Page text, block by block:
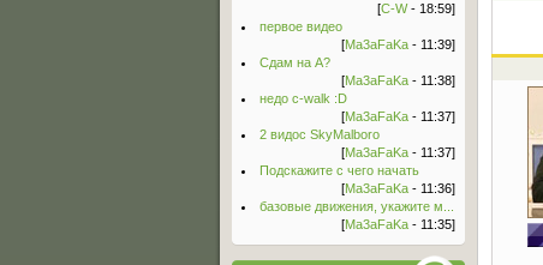
[C-W- 18:59]
первое видео
[Ma3aFaKa- 11:39]
Сдам на А?
[Ma3aFaKa- 11:38]
недо c-walk :D
[Ma3aFaKa- 11:37]
2 видос SkyMalboro
[Ma3aFaKa- 11:37]
Подскажите с чего начать
[Ma3aFaKa- 11:36]
базовые движения, укажите м...
[Ma3aFaKa- 11:35]